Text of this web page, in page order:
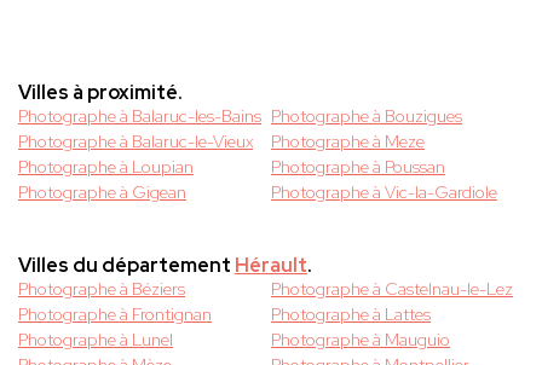
Villes à proximité.
Photographe à Balaruc-les-Bains Photographe à Bouzigues
Photographe à Balaruc-le-Vieux
Photographe à Meze
Photographe à Loupian
Photographe à Poussan
Photographe à Gigean
Photographe à Vic-la-Gardiole
Villes du département Hérault.
Photographe à Béziers
Photographe à Castelnau-le-Lez
Photographe à Frontignan
Photographe à Lattes
Photographe à Lunel
Photographe à Mauguio